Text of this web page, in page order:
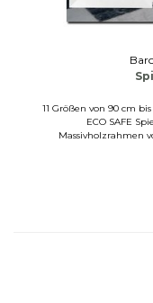
11 Größen von 90 cm
ECO SAFE
Massivholzrahmen